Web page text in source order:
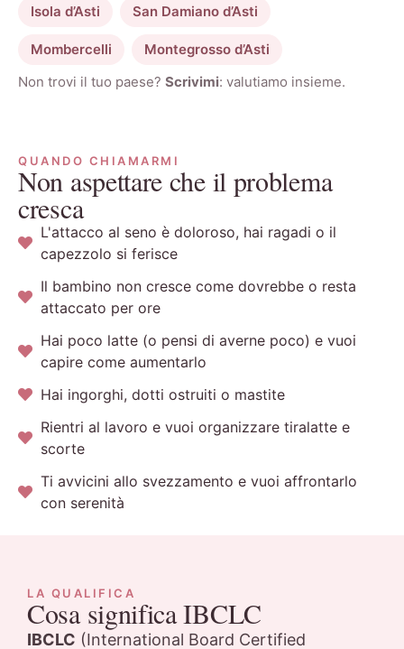
Isola d’Asti San Damiano d’Asti
Mombercelli
Montegrosso d’Asti
Non trovi il tuo paese? Scrivimi: valutiamo insieme.
QUANDO CHIAMARMI
Non aspettare che il problema
cresca
L'attacco al seno è doloroso, hai ragadi o il
capezzolo si ferisce
Il bambino non cresce come dovrebbe o resta
attaccato per ore
Hai poco latte (o pensi di averne poco) e vuoi
capire come aumentarlo
Hai ingorghi, dotti ostruiti o mastite
Rientri al lavoro e vuoi organizzare tiralatte e
scorte
Ti avvicini allo svezzamento e vuoi affrontarlo
con serenità
LA QUALIFICA
Cosa significa IBCLC
IBCLC (International Board Certified